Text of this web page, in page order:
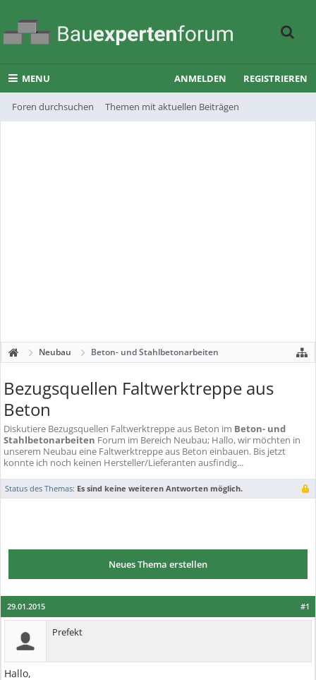
MENU
Foren durchsuchen Themen mit aktuellen Beiträgen
ANMELDEN REGISTRIEREN
Neubau Beton- und Stahlbetonarbeiten
Bezugsquellen Faltwerktreppe aus
Beton
Diskutiere Bezugsquellen Faltwerktreppe aus Beton im Beton- und
Stahlbetonarbeiten Forum im Bereich Neubau; Hallo, wir möchten in
unserem Neubau eine Faltwerktreppe aus Beton einbauen. Bis jetzt
konnte ich noch keinen Hersteller/Lieferanten ausfindig...
Status des Themas: Es sind keine weiteren Antworten möglich.
Neues Thema erstellen
#1
29.01.2015
Prefekt
Hallo,